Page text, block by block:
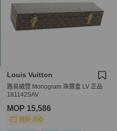
Louis Vuitton
路易威登 Monogram 珠寶盒 LV 正品
181142SAV
MOP 15,586
現折 200